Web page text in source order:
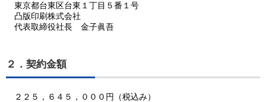
東京都台東区台東１丁目５番１号
凸版印刷株式会社
代表取締役社長 金子眞吾
２．契約金額
２２５，６４５，０００円（税込み）